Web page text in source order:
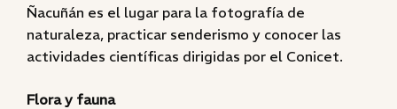
Ñacuñán es el lugar para la fotografía de
naturaleza, practicar senderismo y conocer las
actividades científicas dirigidas por el Conicet.
Flora y fauna